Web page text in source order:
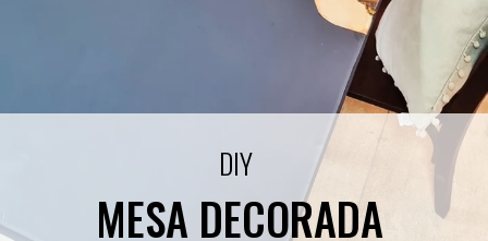
MESA DECORADA
DIY